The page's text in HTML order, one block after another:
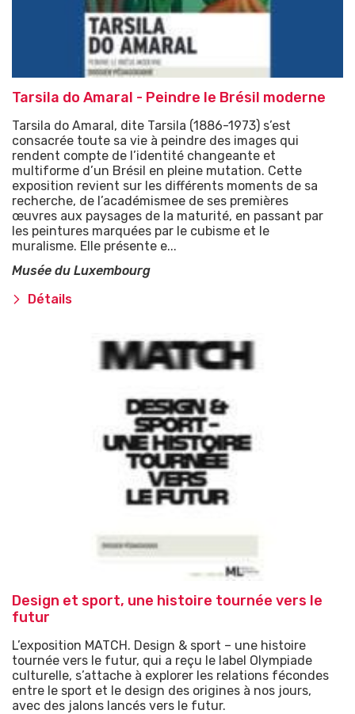
Tarsila do Amaral - Peindre le Brésil moderne
Tarsila do Amaral, dite Tarsila (1886-1973) s’est
consacrée toute sa vie à peindre des images qui
rendent compte de l’identité changeante et
multiforme d’un Brésil en pleine mutation. Cette
exposition revient sur les différents moments de sa
recherche, de l’académismee de ses premières
œuvres aux paysages de la maturité, en passant par
les peintures marquées par le cubisme et le
muralisme. Elle présente e...
Musée du Luxembourg
Détails
Design et sport, une histoire tournée vers le
futur
L’exposition MATCH. Design & sport – une histoire
tournée vers le futur, qui a reçu le label Olympiade
culturelle, s’attache à explorer les relations fécondes
entre le sport et le design des origines à nos jours,
avec des jalons lancés vers le futur.